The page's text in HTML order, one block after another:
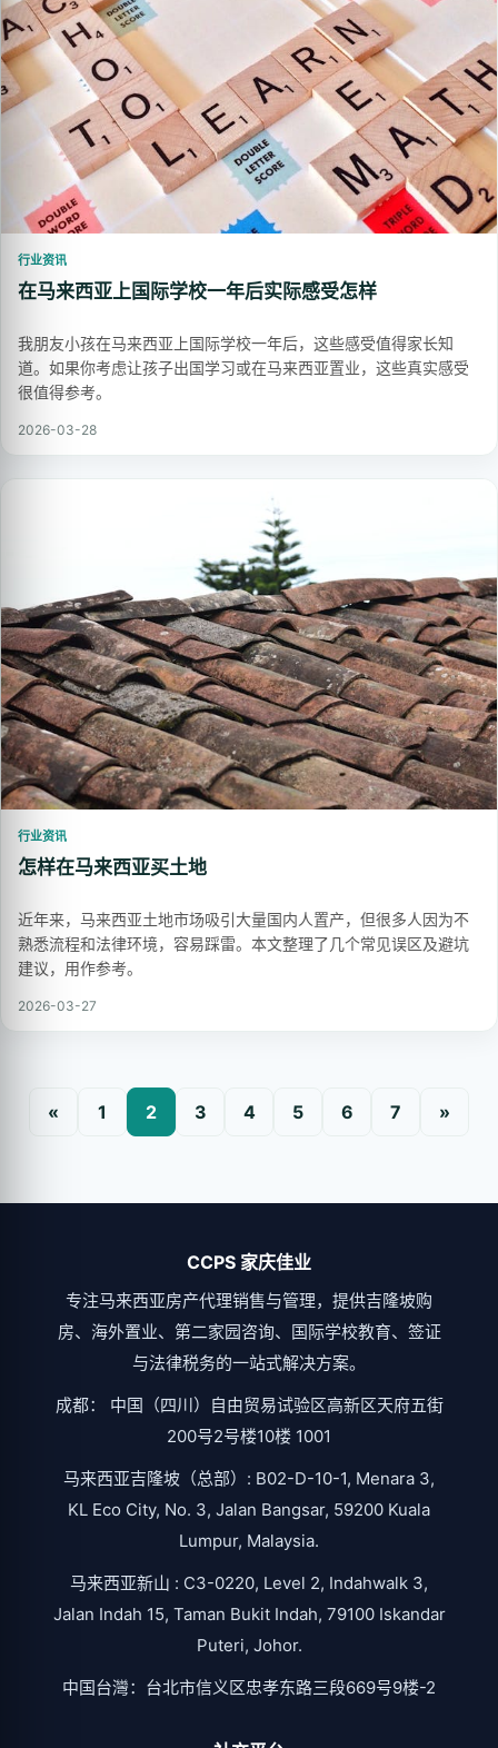
行业资讯
在马来西亚上国际学校一年后实际感受怎样
我朋友小孩在马来西亚上国际学校一年后，这些感受值得家长知
道。如果你考虑让孩子出国学习或在马来西亚置业，这些真实感受
很值得参考。
2026-03-28
行业资讯
怎样在马来西亚买土地
近年来，马来西亚土地市场吸引大量国内人置产，但很多人因为不
熟悉流程和法律环境，容易踩雷。本文整理了几个常见误区及避坑
建议，用作参考。
2026-03-27
« 1 2 3 4 5 6 7 »
CCPS 家庆佳业
专注马来西亚房产代理销售与管理，提供吉隆坡购
房、海外置业、第二家园咨询、国际学校教育、签证
与法律税务的一站式解决方案。
成都： 中国（四川）自由贸易试验区高新区天府五街
200号2号楼10楼 1001
马来西亚吉隆坡（总部）: B02-D-10-1, Menara 3,
KL Eco City, No. 3, Jalan Bangsar, 59200 Kuala
Lumpur, Malaysia.
马来西亚新山 : C3-0220, Level 2, Indahwalk 3,
Jalan Indah 15, Taman Bukit Indah, 79100 Iskandar
Puteri, Johor.
中国台灣：台北市信义区忠孝东路三段669号9楼-2